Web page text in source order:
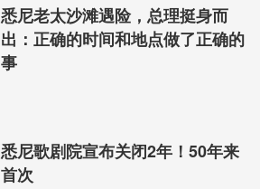
悉尼老太沙滩遇险，总理挺身而
出：正确的时间和地点做了正确的
事
悉尼歌剧院宣布关闭2年！50年来
首次